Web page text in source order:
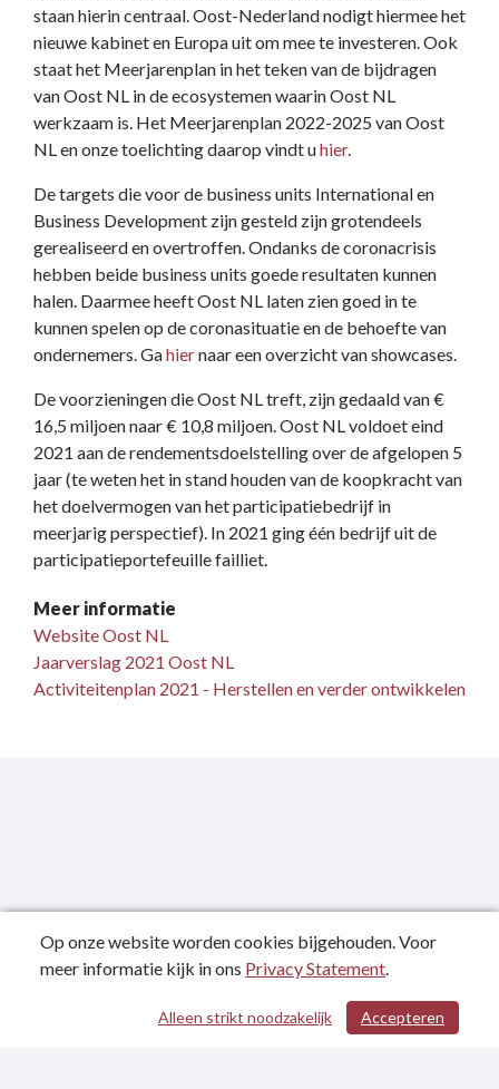
staan hierin centraal. Oost-Nederland nodigt hiermee het
nieuwe kabinet en Europa uit om mee te investeren. Ook
staat het Meerjarenplan in het teken van de bijdragen
van Oost NL in de ecosystemen waarin Oost NL
werkzaam is. Het Meerjarenplan 2022-2025 van Oost
NL en onze toelichting daarop vindt uhier.
De targets die voor de business units International en
Business Development zijn gesteld zijn grotendeels
gerealiseerd en overtroffen. Ondanks de coronacrisis
hebben beide business units goede resultaten kunnen
halen. Daarmee heeft Oost NL laten zien goed in te
kunnen spelen op de coronasituatie en de behoefte van
ondernemers. Gahiernaar een overzicht van showcases.
De voorzieningen die Oost NL treft, zijn gedaald van €
16,5 miljoen naar € 10,8 miljoen. Oost NL voldoet eind
2021 aan de rendementsdoelstelling over de afgelopen 5
jaar (te weten het in stand houden van de koopkracht van
het doelvermogen van het participatiebedrijf in
meerjarig perspectief). In 2021 ging één bedrijf uit de
participatieportefeuille failliet.
Meer informatie
Website Oost NL
Jaarverslag 2021 Oost NL
Activiteitenplan 2021 - Herstellen en verder ontwikkelen
/ 403
Publicatiedatum: 26-04-2023
Op onze website worden cookies bijgehouden. Voor
meer informatie kijk in ons Privacy Statement.
Accepteren
Alleen strikt noodzakelijk